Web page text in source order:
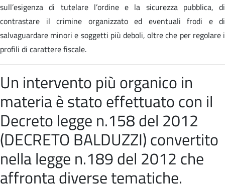
sull’esigenza di tutelare l’ordine e la sicurezza pubblica, di
contrastare il crimine organizzato ed eventuali frodi e di
salvaguardare minori e soggetti più deboli, oltre che per regolare i
profili di carattere fiscale.
Un intervento più organico in
materia è stato effettuato con il
Decreto legge n.158 del 2012
(DECRETO BALDUZZI) convertito
nellalegge n.189 del 2012 che
affronta diverse tematiche.